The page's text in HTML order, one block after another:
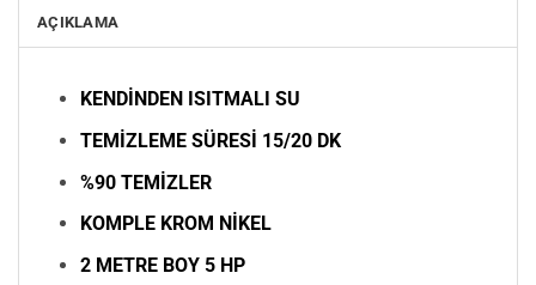
AÇIKLAMA
KENDİNDEN ISITMALI SU
TEMİZLEME SÜRESİ 15/20 DK
%90 TEMİZLER
KOMPLE KROM NİKEL
2 METRE BOY 5 HP